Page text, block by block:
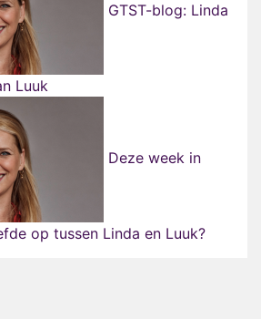
GTST-blog: Linda
Luuk
Deze week in
op tussen Linda en Luuk?